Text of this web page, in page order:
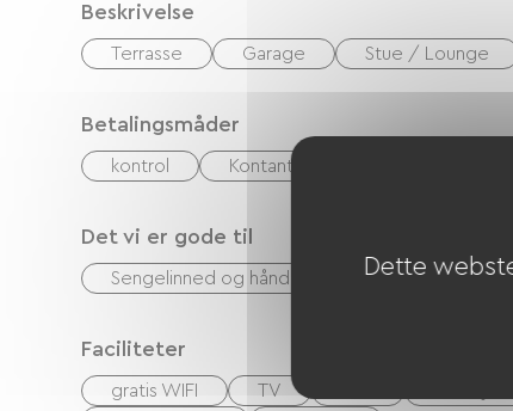
Beskrivelse
Terrasse Garage Stue / Lounge
Betalingsmåder
kontrol Kontanter
Det vi er gode til
Sengelinned og håndklæder inkluderet
Faciliteter
gratis WIFI TV
Dette